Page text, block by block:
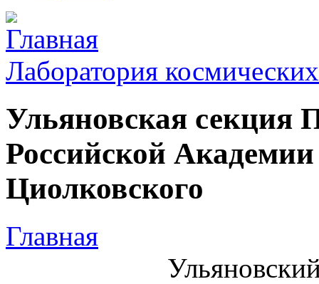
Лаборатория
Ульяновская секция
Российской
Циолковского
Главная